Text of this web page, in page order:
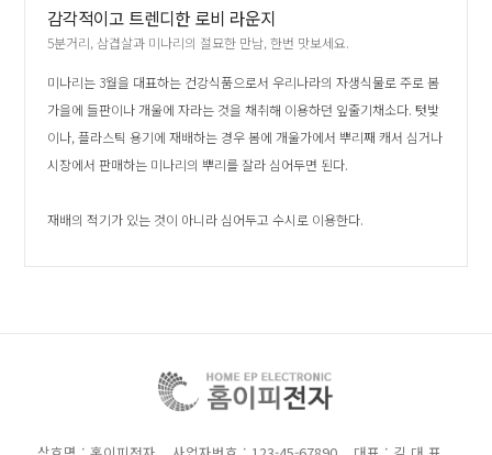
감각적이고 트렌디한 로비 라운지
5분거리, 삼겹살과 미나리의 절묘한 만남, 한번 맛보세요.
미나리는 3월을 대표하는 건강식품으로서 우리나라의 자생식물로 주로 봄
가을에 들판이나 개울에 자라는 것을 채취해 이용하던 잎줄기채소다. 텃밫
이나, 플라스틱 용기에 재배하는 경우 봄에 개울가에서 뿌리째 캐서 심거나
시장에서 판매하는 미나리의 뿌리를 잘라 심어두면 된다.
재배의 적기가 있는 것이 아니라 심어두고 수시로 이용한다.